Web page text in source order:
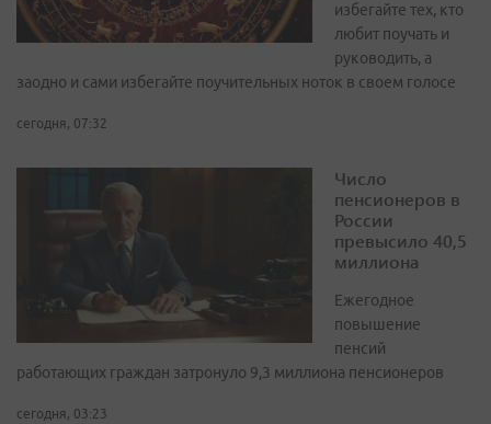
избегайте тех, кто
любит поучать и
руководить, а
заодно и сами избегайте поучительных ноток в своем голосе
сегодня, 07:32
Число
пенсионеров в
России
превысило 40,5
миллиона
Ежегодное
повышение
пенсий
работающих граждан затронуло 9,3 миллиона пенсионеров
сегодня, 03:23